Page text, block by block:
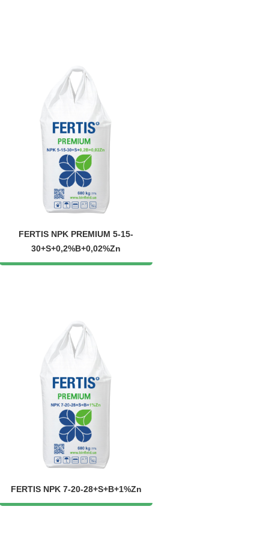
FERTIS NPK PREMIUM 5-15-
30+S+0,2%B+0,02%Zn
FERTIS NPK 7-20-28+S+B+1%Zn